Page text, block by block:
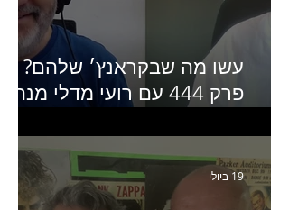
עשו מה שבקראנץ׳ שלהם?
פרק 444 עם רועי מדלי מנהל
האחרון של קראנץ׳
19 ביולי